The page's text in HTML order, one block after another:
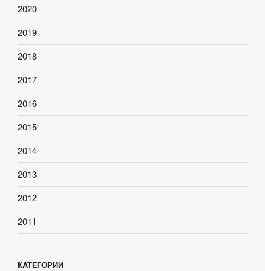
2020
2019
2018
2017
2016
2015
2014
2013
2012
2011
КАТЕГОРИИ